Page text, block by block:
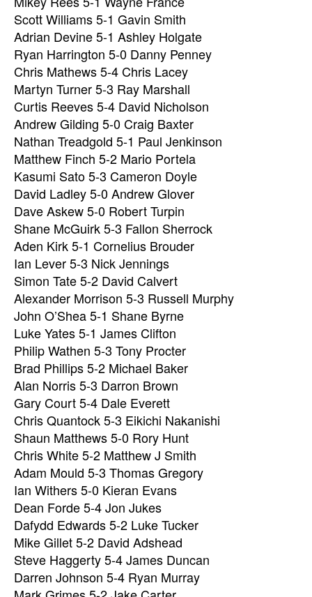
Scott Williams 5-1 Gavin Smith
Adrian Devine 5-1 Ashley Holgate
Ryan Harrington 5-0 Danny Penney
Chris Mathews 5-4 Chris Lacey
Martyn Turner 5-3 Ray Marshall
Curtis Reeves 5-4 David Nicholson
Andrew Gilding 5-0 Craig Baxter
Nathan Treadgold 5-1 Paul Jenkinson
Matthew Finch 5-2 Mario Portela
Kasumi Sato 5-3 Cameron Doyle
David Ladley 5-0 Andrew Glover
Dave Askew 5-0 Robert Turpin
Shane McGuirk 5-3 Fallon Sherrock
Aden Kirk 5-1 Cornelius Brouder
Ian Lever 5-3 Nick Jennings
Simon Tate 5-2 David Calvert
Alexander Morrison 5-3 Russell Murphy
John O’Shea 5-1 Shane Byrne
Luke Yates 5-1 James Clifton
Philip Wathen 5-3 Tony Procter
Brad Phillips 5-2 Michael Baker
Alan Norris 5-3 Darron Brown
Gary Court 5-4 Dale Everett
Chris Quantock 5-3 Eikichi Nakanishi
Shaun Matthews 5-0 Rory Hunt
Chris White 5-2 Matthew J Smith
Adam Mould 5-3 Thomas Gregory
Ian Withers 5-0 Kieran Evans
Dean Forde 5-4 Jon Jukes
Dafydd Edwards 5-2 Luke Tucker
Mike Gillet 5-2 David Adshead
Steve Haggerty 5-4 James Duncan
Darren Johnson 5-4 Ryan Murray